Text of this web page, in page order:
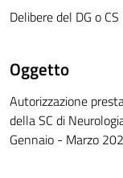
Delibere del DG o CS
Oggetto
Autorizzazione
della SC di
Gennaio - Marzo